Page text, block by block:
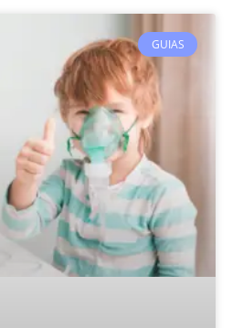
GUIAS